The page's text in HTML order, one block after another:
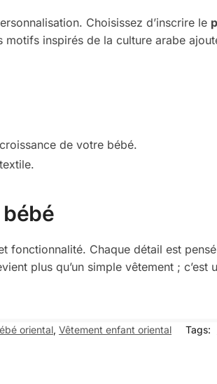
Choisissez d’inscrire le
inspirés de la culture arabe
de votre bébé.
fonctionnalité. Chaque détail est
plus qu’un simple vêtement ; c’est
oriental, Vêtement enfant oriental Tags: